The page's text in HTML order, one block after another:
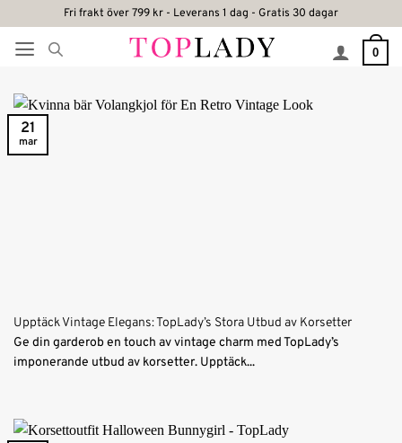
content
Fri frakt över 799 kr - Leverans 1 dag - Gratis 30 dagar
0
Upptäck Vintage Elegans: TopLady’s Stora Utbud av Korsetter
Ge din garderob en touch av vintage charm med TopLady’s
imponerande utbud av korsetter. Upptäck...
21
mar